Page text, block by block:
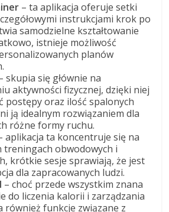
– ta aplikacja oferuje setki
instrukcjami krok po
samodzielne kształtowanie
istnieje możliwość
planów
skupia się głównie na
aktywności fizycznej, dzięki niej
postępy oraz ilość spalonych
ją idealnym rozwiązaniem dla
różne formy ruchu.
aplikacja ta koncentruje się na
treningach obwodowych i
krótkie sesje sprawiają, że jest
dla zapracowanych ludzi.
– choć przede wszystkim znana
do liczenia kalorii i zarządzania
również funkcje związane z